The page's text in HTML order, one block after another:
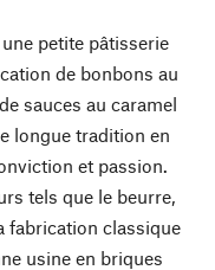
petite pâtisserie
de bonbons au
sauces au caramel
longue tradition en
et passion.
tels que le beurre,
fabrication classique
usine en briques